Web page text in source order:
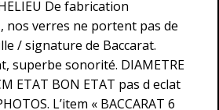
De fabrication
nos verres ne portent pas de
/ signature de Baccarat.
superbe sonorité. DIAMETRE
ETAT BON ETAT pas d eclat
L’item « BACCARAT 6